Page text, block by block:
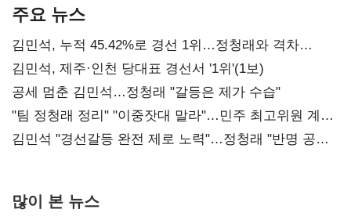
주요 뉴스
김민석, 누적 45.42%로 경선 1위…정청래와 격차
0.86%p(2보)
김민석, 제주·인천 당대표 경선서 '1위'(1보)
공세 멈춘 김민석…정청래 "갈등은 제가 수습"
"팀 정청래 정리" "이중잣대 말라"…민주 최고위원 계파
다툼 격화
김민석 "경선갈등 완전 제로 노력"…정청래 "반명 공세
많이 본 뉴스